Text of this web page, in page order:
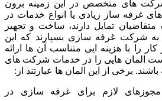
های متخصص در این زمینه برون
غرفه ساز زیادی یا انواع خدمات در
متقاضیان تمایل دارند، ساخت و تجهیز
به شرکت غرفه سازی بسپارند که این
را با هزینه ایی متناسب آن ها ارائه
المان هایی را در خدمات شرکت های
برخی از این المان ها عبارتند از:
مجوزهای لازم برای غرفه سازی در